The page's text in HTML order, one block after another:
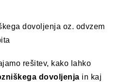
dovoljenja oz. odvzem
rešitev, kako lahko
dovoljenja in kaj